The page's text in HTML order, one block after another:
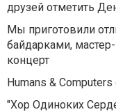
друзей отметить
Мы приготовили
байдарками,
концерт
Humans &
"Хор Одиноких